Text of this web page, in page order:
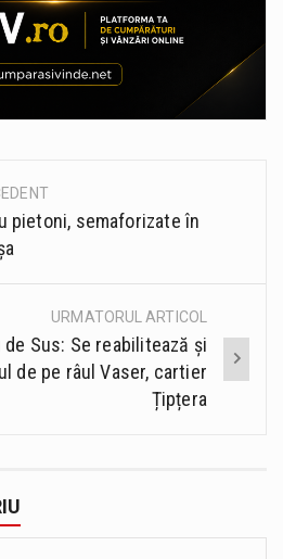
pietoni, semaforizate în
URMATORUL ARTICOL
de Sus: Se reabilitează și
de pe râul Vaser, cartier
Țipțera